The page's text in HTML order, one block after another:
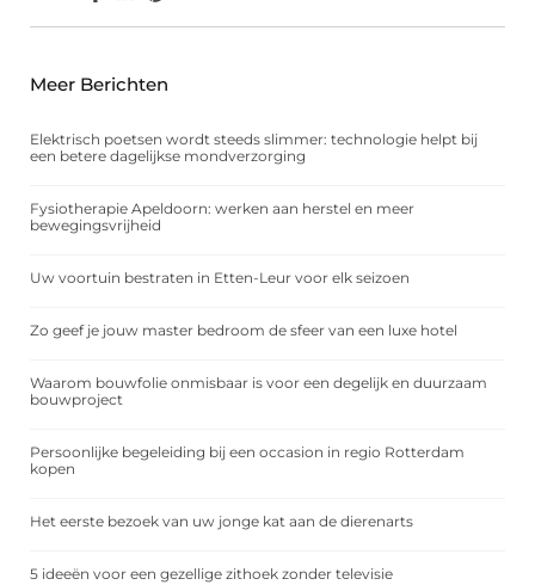
Meer Berichten
Elektrisch poetsen wordt steeds slimmer: technologie helpt bij
een betere dagelijkse mondverzorging
Fysiotherapie Apeldoorn: werken aan herstel en meer
bewegingsvrijheid
Uw voortuin bestraten in Etten-Leur voor elk seizoen
Zo geef je jouw master bedroom de sfeer van een luxe hotel
Waarom bouwfolie onmisbaar is voor een degelijk en duurzaam
bouwproject
Persoonlijke begeleiding bij een occasion in regio Rotterdam
kopen
Het eerste bezoek van uw jonge kat aan de dierenarts
5 ideeën voor een gezellige zithoek zonder televisie